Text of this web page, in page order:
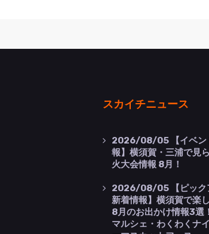
スカイチニュース
2026/08/05 【イベ
報】横須賀・三浦で見
火大会情報 8月！
2026/08/05 【ピッ
新着情報】横須賀で楽
8月のお出かけ情報3選
マルシェ・わくわくナ